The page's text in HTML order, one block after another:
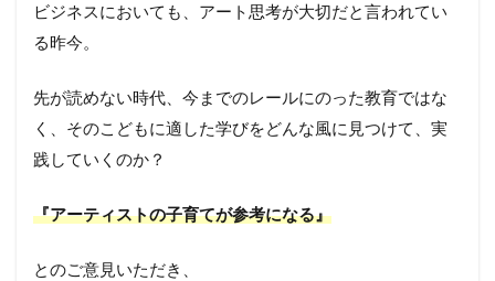
ビジネスにおいても、アート思考が大切だと言われてい
る昨今。
先が読めない時代、今までのレールにのった教育ではな
く、そのこどもに適した学びをどんな風に見つけて、実
践していくのか？
『アーティストの子育てが参考になる』
とのご意見いただき、